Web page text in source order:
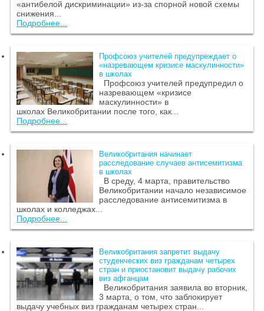
«антибелой дискриминации» из-за спорной новой схемы
снижения...
Подробнее...
Профсоюз учителей предупреждает о
«назревающем кризисе маскулинности»
в школах
Профсоюз учителей предупредил о
назревающем «кризисе
маскулинности» в
школах Великобритании после того, как...
Подробнее...
Великобритания начинает
расследование случаев антисемитизма
в школах
В среду, 4 марта, правительство
Великобритании начало независимое
расследование антисемитизма в
школах и колледжах...
Подробнее...
Великобритания запретит выдачу
студенческих виз гражданам четырех
стран и приостановит выдачу рабочих
виз афганцам
Великобритания заявила во вторник,
3 марта, о том, что заблокирует
выдачу учебных виз гражданам четырех стран...